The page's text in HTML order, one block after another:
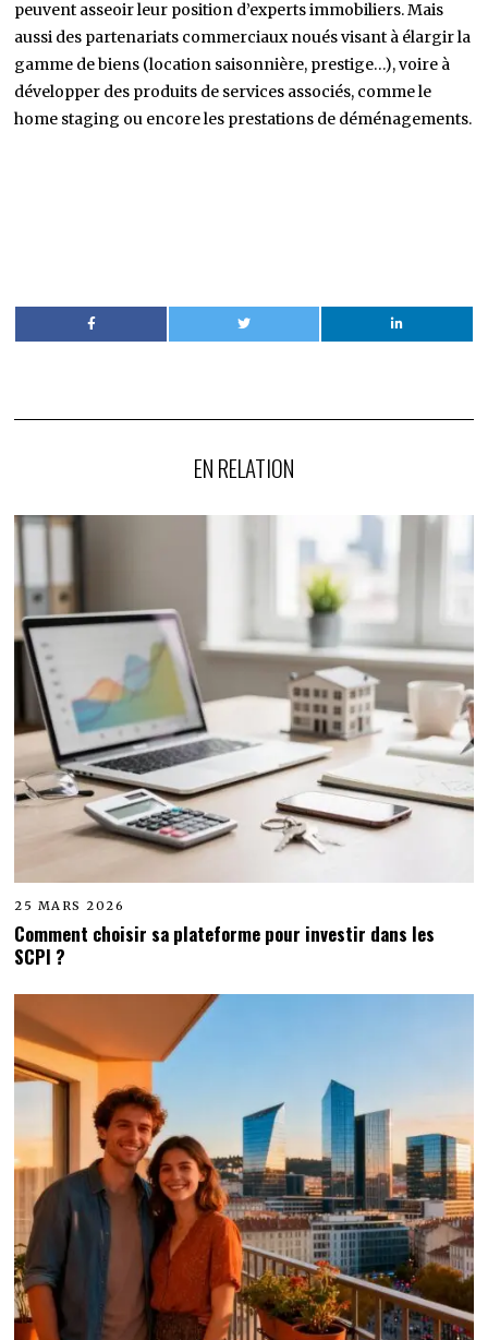
peuvent asseoir leur position d’experts immobiliers. Mais
aussi des partenariats commerciaux noués visant à élargir la
gamme de biens (location saisonnière, prestige…), voire à
développer des produits de services associés, comme le
home staging ou encore les prestations de déménagements.
EN RELATION
25 MARS 2026
Comment choisir sa plateforme pour investir dans les
SCPI ?